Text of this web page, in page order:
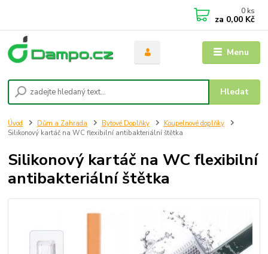
Menu
Hledat
0 ks
za 0,00 Kč
Úvod Dům a Zahrada Bytové Doplňky
Koupelnové doplňky
Silikonový kartáč na WC flexibilní antibakteriální štětka
Silikonový kartáč na WC flexibilní
antibakteriální štětka